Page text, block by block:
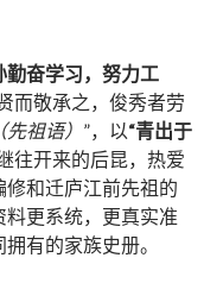
勤奋学习，努力工
而敬承之，俊秀者劳
（先祖语） ”，以“青出于
往开来的后昆，热爱
和迁庐江前先祖的
更系统，更真实准
有的家族史册。